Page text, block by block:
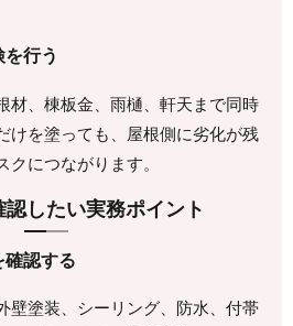
行う
材、棟板金、雨樋、軒天まで同時
けを塗っても、屋根側に劣化が残
につながります。
したい実務ポイント
認する
壁塗装、シーリング、防水、付帯